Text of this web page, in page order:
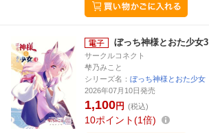
ぼっち神様とおた少女3
サークルコネクト
梺乃みこと
シリーズ名： ぼっち神様とおた少女
2026年07月10日発売
1,100円 (税込)
10ポイント 1倍